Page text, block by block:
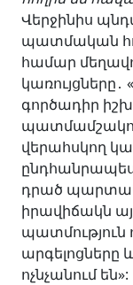
Վերջինիս
պատմական
համար
կառույցները․
գործադիր
վերահսկող
դրած
իրավիճակն
պատմություն
ոչնչանում են»: